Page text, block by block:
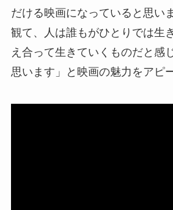
だける映画になっていると思い
観て、人は誰もがひとりでは生
え合って生きていくものだと感
思います」と映画の魅力をアピ